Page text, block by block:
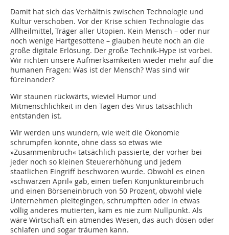
Damit hat sich das Verhältnis zwischen Technologie und
Kultur verschoben. Vor der Krise schien Technologie das
Allheilmittel, Träger aller Utopien. Kein Mensch – oder nur
noch wenige Hartgesottene – glauben heute noch an die
große digitale Erlösung. Der große Technik-Hype ist vorbei.
Wir richten unsere Aufmerksamkeiten wieder mehr auf die
humanen Fragen: Was ist der Mensch? Was sind wir
füreinander?
Wir staunen rückwärts, wieviel Humor und
Mitmenschlichkeit in den Tagen des Virus tatsächlich
entstanden ist.
Wir werden uns wundern, wie weit die Ökonomie
schrumpfen konnte, ohne dass so etwas wie
»Zusammenbruch« tatsächlich passierte, der vorher bei
jeder noch so kleinen Steuererhöhung und jedem
staatlichen Eingriff beschworen wurde. Obwohl es einen
»schwarzen April« gab, einen tiefen Konjunktureinbruch
und einen Börseneinbruch von 50 Prozent, obwohl viele
Unternehmen pleitegingen, schrumpften oder in etwas
völlig anderes mutierten, kam es nie zum Nullpunkt. Als
wäre Wirtschaft ein atmendes Wesen, das auch dösen oder
schlafen und sogar träumen kann.